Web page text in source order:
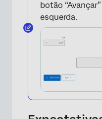
botão
esquerda.